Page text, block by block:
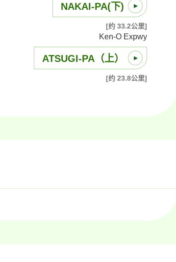
NAKAI-PA(下)
[约 33.2公里]
Ken-O Expwy
ATSUGI-PA（上）
[约 23.8公里]